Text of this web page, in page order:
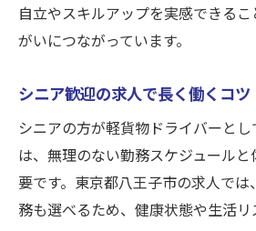
自立やスキルアップを実感できる
がいにつながっています。
シニア歓迎の求人で長く働くコツ
シニアの方が軽貨物ドライバーと
は、無理のない勤務スケジュール
要です。東京都八王子市の求人で
務も選べるため、健康状態や生活